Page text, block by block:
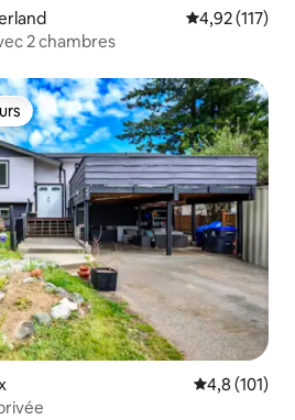
Évaluation
4,92 (117)
2 chambres
Évaluation
4,8 (101)